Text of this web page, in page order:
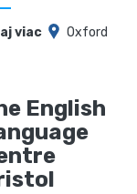
viac Oxford
English